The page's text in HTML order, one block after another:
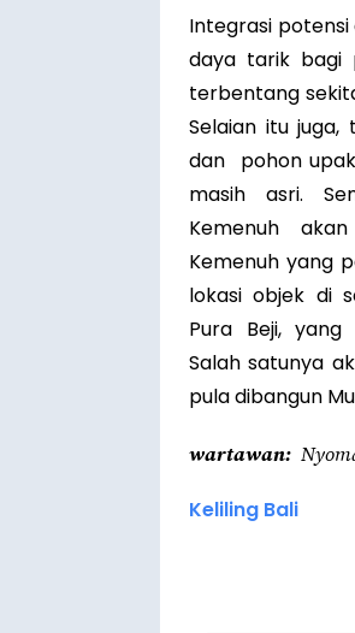
Integrasi
daya tarik bagi
terbentang
Selaian itu
dan pohon
masih asri.
Kemenuh
Kemenuh yang
lokasi objek di
Pura Beji,
Salah satunya
pula dibangun
wartawan
Keliling Bali